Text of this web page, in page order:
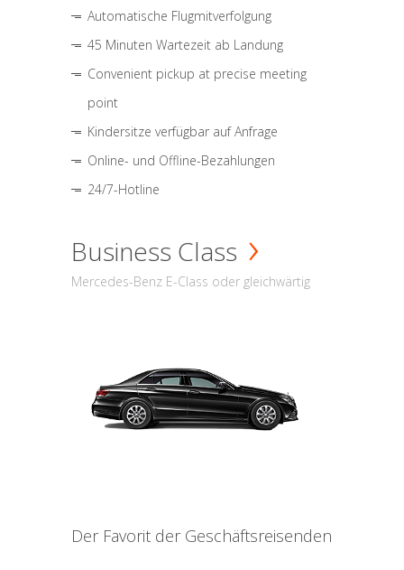
Automatische Flugmitverfolgung
45 Minuten Wartezeit ab Landung
Convenient pickup at precise meeting
point
Kindersitze verfügbar auf Anfrage
Online- und Offline-Bezahlungen
24/7-Hotline
Business Class
Mercedes-Benz E-Class oder gleichwärtig
Der Favorit der Geschäftsreisenden